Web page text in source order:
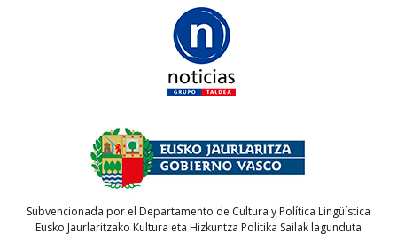
Subvencionada por el Departamento de Cultura y Política Lingüística
Eusko Jaurlaritzako Kultura eta Hizkuntza Politika Sailak lagunduta